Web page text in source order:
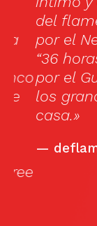
del
por el New
“36 horas
por el
los
casa.»